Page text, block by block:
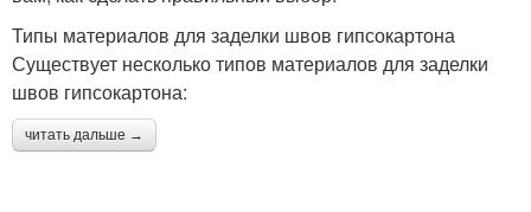
Типы материалов для заделки швов гипсокартона
Существует несколько типов материалов для заделки
швов гипсокартона:
читать дальше →